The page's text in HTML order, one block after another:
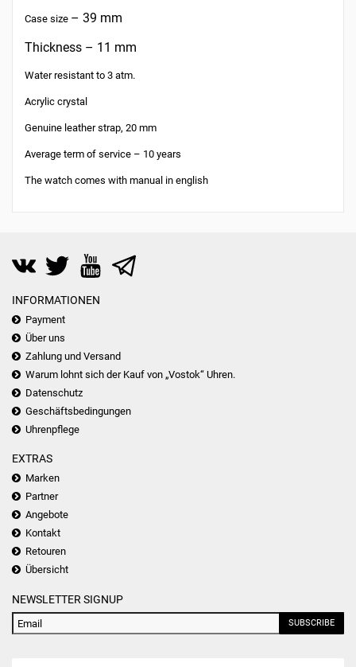
Case size – 39 mm
Thickness – 11 mm
Water resistant to 3 atm.
Acrylic crystal
Genuine leather strap, 20 mm
Average term of service – 10 years
The watch comes with manual in english
INFORMATIONEN
Payment
Über uns
Zahlung und Versand
Warum lohnt sich der Kauf von „Vostok“ Uhren.
Datenschutz
Geschäftsbedingungen
Uhrenpflege
EXTRAS
Marken
Partner
Angebote
Kontakt
Retouren
Übersicht
NEWSLETTER SIGNUP
SUBSCRIBE